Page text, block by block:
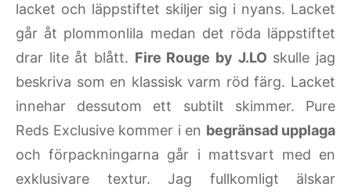
lacket och läppstiftet skiljer sig i nyans. Lacket
går åt plommonlila medan det röda läppstiftet
drar lite åt blått. Fire Rouge by J.LO skulle jag
beskriva som en klassisk varm röd färg. Lacket
innehar dessutom ett subtilt skimmer. Pure
Reds Exclusive kommer i en begränsad upplaga
och förpackningarna går i mattsvart med en
exklusivare textur. Jag fullkomligt älskar